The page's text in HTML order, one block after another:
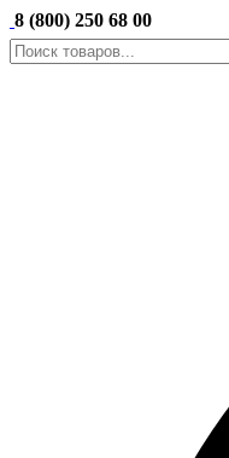
8 (800) 250 68 00